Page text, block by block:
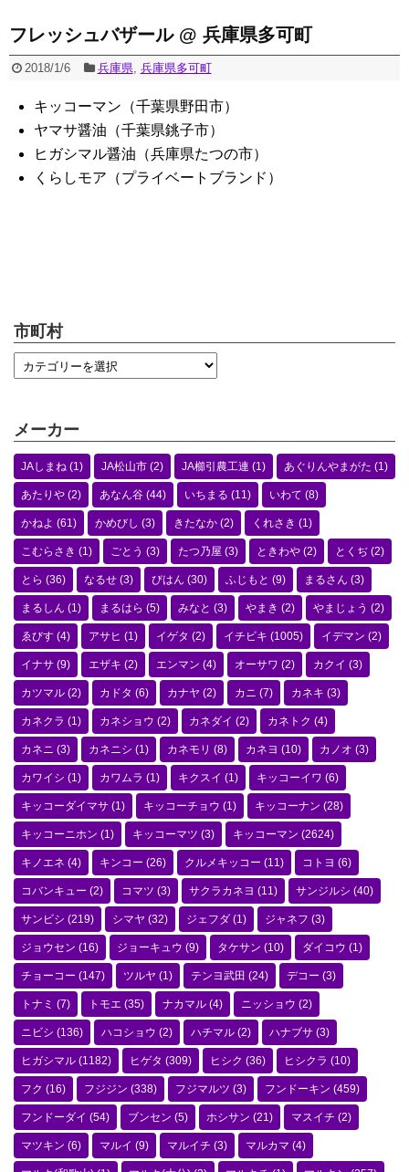
フレッシュバザール @ 兵庫県多可町
2018/1/6 兵庫県, 兵庫県多可町
キッコーマン（千葉県野田市）
ヤマサ醤油（千葉県銚子市）
ヒガシマル醤油（兵庫県たつの市）
くらしモア（プライベートブランド）
市町村
メーカー
JAしまね (1) JA松山市 (2) JA櫛引農工連 (1) あぐりんやまがた (1)
あたりや (2) あなん谷 (44) いちまる (11) いわて (8)
かねよ (61) かめびし (3) きたなか (2) くれさき (1)
こむらさき (1) ごとう (3) たつ乃屋 (3) ときわや (2) とくぢ (2)
とら (36) なるせ (3) びはん (30) ふじもと (9) まるさん (3)
まるしん (1) まるはら (5) みなと (3) やまき (2) やまじょう (2)
ゑびす (4) アサヒ (1) イゲタ (2) イチビキ (1005) イデマン (2)
イナサ (9) エザキ (2) エンマン (4) オーサワ (2) カクイ (3)
カツマル (2) カドタ (6) カナヤ (2) カニ (7) カネキ (3)
カネクラ (1) カネショウ (2) カネダイ (2) カネトク (4)
カネニ (3) カネニシ (1) カネモリ (8) カネヨ (10) カノオ (3)
カワイシ (1) カワムラ (1) キクスイ (1) キッコーイワ (6)
キッコーダイマサ (1) キッコーチョウ (1) キッコーナン (28)
キッコーニホン (1) キッコーマツ (3) キッコーマン (2624)
キノエネ (4) キンコー (26) クルメキッコー (11) コトヨ (6)
コバンキュー (2) コマツ (3) サクラカネヨ (11) サンジルシ (40)
サンビシ (219) シマヤ (32) ジェフダ (1) ジャネフ (3)
ジョウセン (16) ジョーキュウ (9) タケサン (10) ダイコウ (1)
チョーコー (147) ツルヤ (1) テンヨ武田 (24) デコー (3)
トナミ (7) トモエ (35) ナカマル (4) ニッショウ (2)
ニビシ (136) ハコショウ (2) ハチマル (2) ハナブサ (3)
ヒガシマル (1182) ヒゲタ (309) ヒシク (36) ヒシクラ (10)
フク (16) フジジン (338) フジマルツ (3) フンドーキン (459)
フンドーダイ (54) ブンセン (5) ホシサン (21) マスイチ (2)
マツキン (6) マルイ (9) マルイチ (3) マルカマ (4)